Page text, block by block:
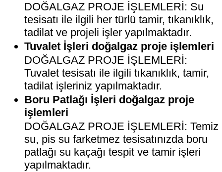
DOĞALGAZ PROJE İŞLEMLERİ: Su
tesisatı ile ilgili her türlü tamir, tıkanıklık,
tadilat ve projeli işler yapılmaktadır.
Tuvalet İşleri doğalgaz proje işlemleri
DOĞALGAZ PROJE İŞLEMLERİ:
Tuvalet tesisatı ile ilgili tıkanıklık, tamir,
tadilat işleriniz yapılmaktadır.
Boru Patlağı İşleri doğalgaz proje
işlemleri
DOĞALGAZ PROJE İŞLEMLERİ: Temiz
su, pis su farketmez tesisatınızda boru
patlağı su kaçağı tespit ve tamir işleri
yapılmaktadır.